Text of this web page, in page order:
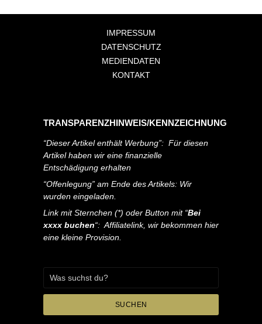
IMPRESSUM
DATENSCHUTZ
MEDIENDATEN
KONTAKT
TRANSPARENZHINWEIS/KENNZEICHNUNG
“Dieser Artikel enthält Werbung”: Für diesen
Artikel haben wir eine finanzielle
Entschädigung erhalten
“Offenlegung” am Ende des Artikels: Wir
wurden eingeladen.
Link mit Sternchen (*) oder Button mit “Bei
xxxx buchen“: Affiliatelink, wir bekommen hier
eine kleine Provision.
SUCHEN